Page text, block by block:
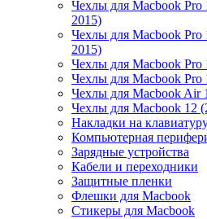
Чехлы для Macbook Pro
2015)
Чехлы для Macbook Pro
2015)
Чехлы для Macbook Pro
Чехлы для Macbook Pro
Чехлы для Macbook Air
Чехлы для Macbook 12
Накладки на
Компьютерная
Зарядные устройства
Кабели и переходники
Защитные пленки
Флешки для Macbook
Стикеры для Macbook